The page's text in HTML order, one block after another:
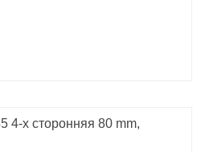
4-х сторонняя 80 mm,